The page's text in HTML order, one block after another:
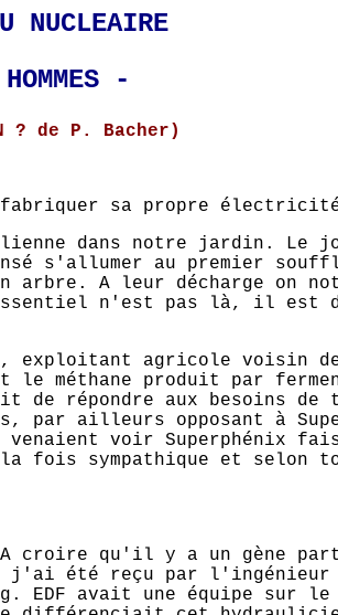
NUCLEAIRE
-
? de P. Bacher)
fabriquer sa propre
dans notre jardin. Le
s'allumer au premier
A leur décharge on
n'est pas là, il
exploitant agricole voisin
méthane produit par
répondre aux besoins de
par ailleurs opposant à
voir Superphénix
sympathique et selon
A croire qu'il y a un gène
j'ai été reçu par l'ingénieur
EDF avait une équipe sur